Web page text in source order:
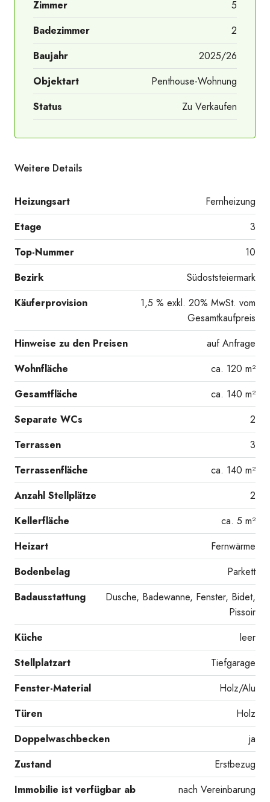
Zimmer
5
Badezimmer
2
Baujahr
2025/26
Objektart
Penthouse-Wohnung
Status
Zu Verkaufen
Weitere Details
Heizungsart
Fernheizung
Etage
3
Top-Nummer
10
Bezirk
Südoststeiermark
Käuferprovision
1,5 % exkl. 20% MwSt. vom
Gesamtkaufpreis
Hinweise zu den Preisen
auf Anfrage
Wohnfläche
ca. 120 m²
Gesamtfläche
ca. 140 m²
Separate WCs
2
Terrassen
3
Terrassenfläche
ca. 140 m²
Anzahl Stellplätze
2
Kellerfläche
ca. 5 m²
Heizart
Fernwärme
Bodenbelag
Parkett
Badausstattung
Dusche, Badewanne, Fenster, Bidet,
Pissoir
Küche
leer
Stellplatzart
Tiefgarage
Fenster-Material
Holz/Alu
Türen
Holz
Doppelwaschbecken
ja
Zustand
Erstbezug
Immobilie ist verfügbar ab
nach Vereinbarung